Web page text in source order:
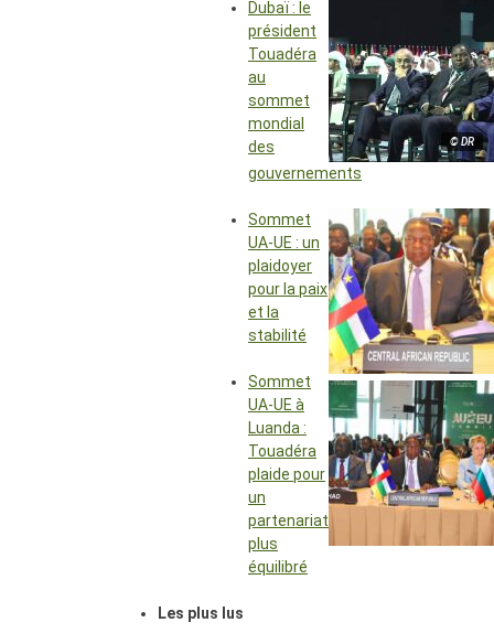
© DR
Dubaï : le
président
Touadéra
au
sommet
mondial
des
gouvernements
Sommet
UA-UE : un
plaidoyer
pour la paix
et la
stabilité
Sommet
UA-UE à
Luanda :
Touadéra
plaide pour
un
partenariat
plus
équilibré
Les plus lus